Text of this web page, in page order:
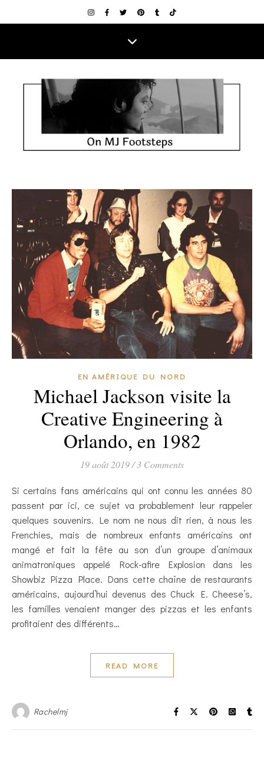
EN AMÉRIQUE DU NORD
Michael Jackson visite la
Creative Engineering à
Orlando, en 1982
19 août 2019/3 Comments
Si certains fans américains qui ont connu les années 80
passent par ici, ce sujet va probablement leur rappeler
quelques souvenirs. Le nom ne nous dit rien, à nous les
Frenchies, mais de nombreux enfants américains ont
mangé et fait la fête au son d’un groupe d’animaux
animatroniques appelé Rock-afire Explosion dans les
Showbiz Pizza Place. Dans cette chaîne de restaurants
américains, aujourd’hui devenus des Chuck E. Cheese’s,
les familles venaient manger des pizzas et les enfants
profitaient des différents…
READ MORE
Rachelmj